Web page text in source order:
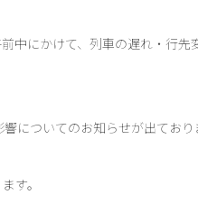
中にかけて、列車の遅れ・行
についてのお知らせが出ており
す。